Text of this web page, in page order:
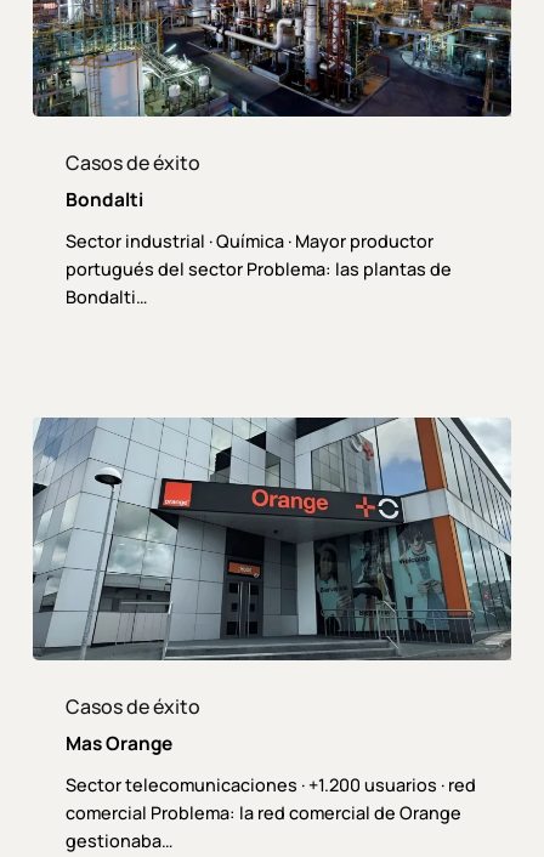
Casos de éxito
Bondalti
Sector industrial · Química · Mayor productor
portugués del sector Problema: las plantas de
Bondalti…
OrangeCasos de éxito
Mas Orange
Sector telecomunicaciones · +1.200 usuarios · red
comercial Problema: la red comercial de Orange
gestionaba…